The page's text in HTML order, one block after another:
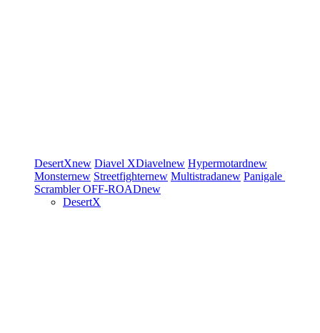
DesertXnew Diavel XDiavelnew Hypermotardnew
Monsternew Streetfighternew Multistradanew Panigale
ScramblerOFF-ROADnew
DesertX